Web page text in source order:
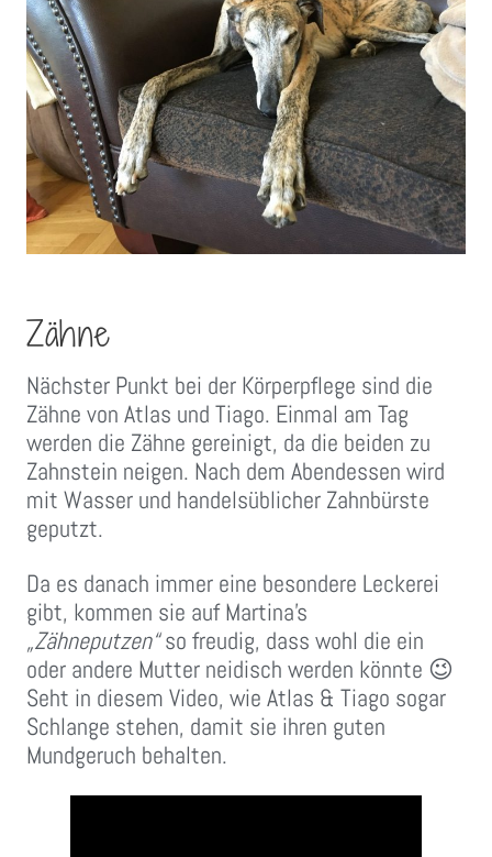
Zähne
Nächster Punkt bei der Körperpflege sind die
Zähne von Atlas und Tiago. Einmal am Tag
werden die Zähne gereinigt, da die beiden zu
Zahnstein neigen. Nach dem Abendessen wird
mit Wasser und handelsüblicher Zahnbürste
geputzt.
Da es danach immer eine besondere Leckerei
gibt, kommen sie auf Martina’s
„Zähneputzen“so freudig, dass wohl die ein
oder andere Mutter neidisch werden könnte 😉
Seht in diesem Video, wie Atlas & Tiago sogar
Schlange stehen, damit sie ihren guten
Mundgeruch behalten.